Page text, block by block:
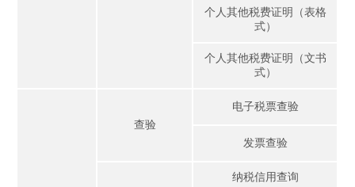
个人其他税费证明（表格
式）
个人其他税费证明（文书
式）
查验
电子税票查验
发票查验
纳税信用查询